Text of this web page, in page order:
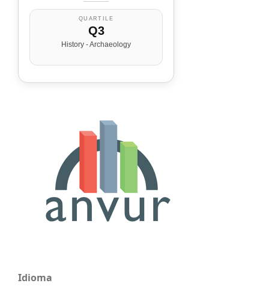
QUARTILE
Q3
History - Archaeology
Idioma